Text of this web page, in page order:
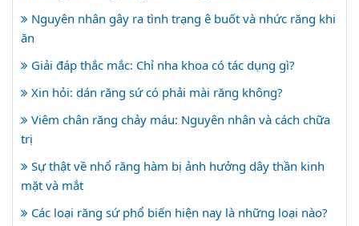
Nguyên nhân gây ra tình trạng ê buốt và nhức răng khi
ăn
Giải đáp thắc mắc: Chỉ nha khoa có tác dụng gì?
Xin hỏi: dán răng sứ có phải mài răng không?
Viêm chân răng chảy máu: Nguyên nhân và cách chữa
trị
Sự thật về nhổ răng hàm bị ảnh hưởng dây thần kinh
mặt và mắt
Các loại răng sứ phổ biến hiện nay là những loại nào?